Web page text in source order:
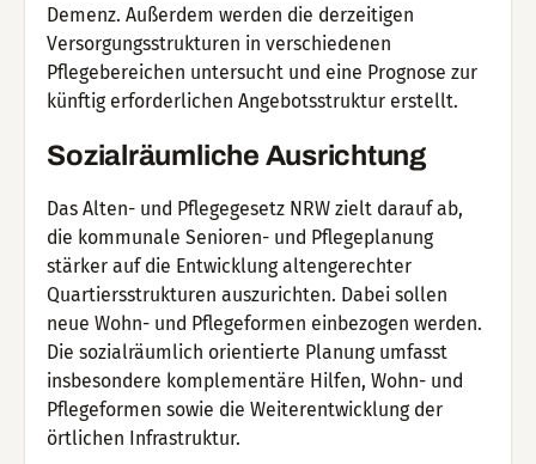
Demenz. Außerdem werden die derzeitigen
Versorgungsstrukturen in verschiedenen
Pflegebereichen untersucht und eine Prognose zur
künftig erforderlichen Angebotsstruktur erstellt.
Sozialräumliche Ausrichtung
Das Alten- und Pflegegesetz NRW zielt darauf ab,
die kommunale Senioren- und Pflegeplanung
stärker auf die Entwicklung altengerechter
Quartiersstrukturen auszurichten. Dabei sollen
neue Wohn- und Pflegeformen einbezogen werden.
Die sozialräumlich orientierte Planung umfasst
insbesondere komplementäre Hilfen, Wohn- und
Pflegeformen sowie die Weiterentwicklung der
örtlichen Infrastruktur.